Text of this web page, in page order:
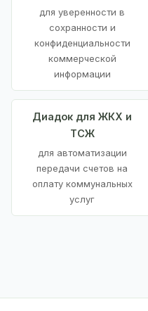
для уверенности в
сохранности и
конфиденциальности
коммерческой
информации
Диадок для ЖКХ и
ТСЖ
для автоматизации
передачи счетов на
оплату коммунальных
услуг